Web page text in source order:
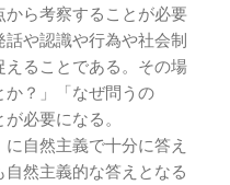
ら考察することが必要
や認識や行為や社会制
ることである。その場
？」「なぜ問うの
必要になる。
自然主義で十分に答え
然主義的な答えとなる